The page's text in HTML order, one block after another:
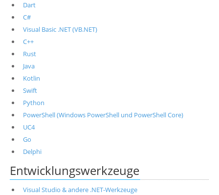
Dart
C#
Visual Basic .NET (VB.NET)
C++
Rust
Java
Kotlin
Swift
Python
PowerShell (Windows PowerShell und PowerShell Core)
UC4
Go
Delphi
Entwicklungswerkzeuge
Visual Studio & andere .NET-Werkzeuge